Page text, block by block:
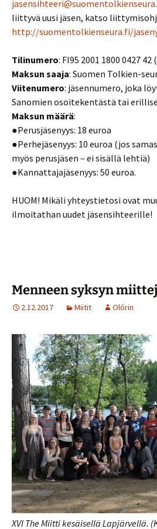
liittyvä uusi jäsen, katso
http://suomentolkienseura.fi/
Tilinumero: FI95 2001 1800 0427 42
Maksun saaja: Suomen Tolkien-
Viitenumero: jäsennumero, joka
Sanomien osoitekentästä tai
Maksun määrä:
●Perusjäsenyys: 18 euroa
●Perhejäsenyys: 10 euroa (jos
myös perusjäsen – ei sisällä lehtiä)
●Kannattajajäsenyys: 50 euroa.
HUOM! Mikäli yhteystietosi ovat
ilmoitathan uudet jäsensihteerille!
Menneen syksyn
2.12.2017 Miitit Olórin
XVI The Miitti kesäisellä Lapjärvellä.